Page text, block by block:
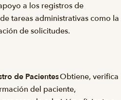
a los registros de
tareas administrativas como la
de solicitudes.
de PacientesObtiene, verifica
del paciente,